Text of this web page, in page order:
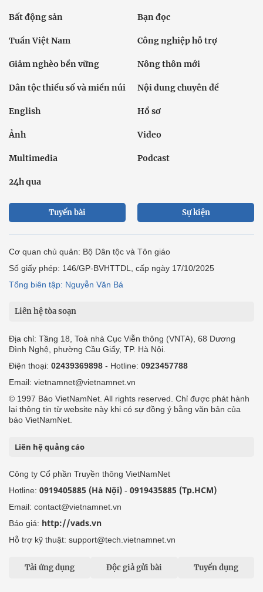
Bất động sản Bạn đọc
Tuần Việt Nam Công nghiệp hỗ trợ
Giảm nghèo bền vững Nông thôn mới
Dân tộc thiểu số và miền núi Nội dung chuyên đề
English Hồ sơ
Ảnh Video
Multimedia Podcast
24h qua
Tuyến bài Sự kiện
Cơ quan chủ quản: Bộ Dân tộc và Tôn giáo
Số giấy phép: 146/GP-BVHTTDL, cấp ngày 17/10/2025
Tổng biên tập: Nguyễn Văn Bá
Liên hệ tòa soạn
Địa chỉ: Tầng 18, Toà nhà Cục Viễn thông (VNTA), 68 Dương
Đình Nghệ, phường Cầu Giấy, TP. Hà Nội.
Điện thoại: 02439369898 - Hotline: 0923457788
Email: vietnamnet@vietnamnet.vn
© 1997 Báo VietNamNet. All rights reserved. Chỉ được phát hành
lại thông tin từ website này khi có sự đồng ý bằng văn bản của
báo VietNamNet.
Liên hệ quảng cáo
Công ty Cổ phần Truyền thông VietNamNet
Hotline: 0919405885 (Hà Nội) - 0919435885 (Tp.HCM)
Email: contact@vietnamnet.vn
Báo giá: http://vads.vn
Hỗ trợ kỹ thuật: support@tech.vietnamnet.vn
Tải ứng dụng Độc giả gửi bài Tuyển dụng